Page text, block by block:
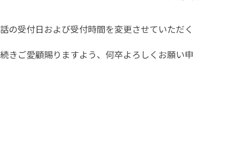
の受付日および受付時間を変更させていただく
きご愛顧賜りますよう、何卒よろしくお願い申